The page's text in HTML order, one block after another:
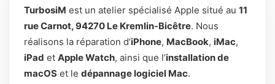
TurbosiM est un atelier spécialisé Apple situé au 11
rue Carnot, 94270 Le Kremlin-Bicêtre. Nous
réalisons la réparation d’iPhone, MacBook, iMac,
iPad et Apple Watch, ainsi que l’installation de
macOS et le dépannage logiciel Mac.